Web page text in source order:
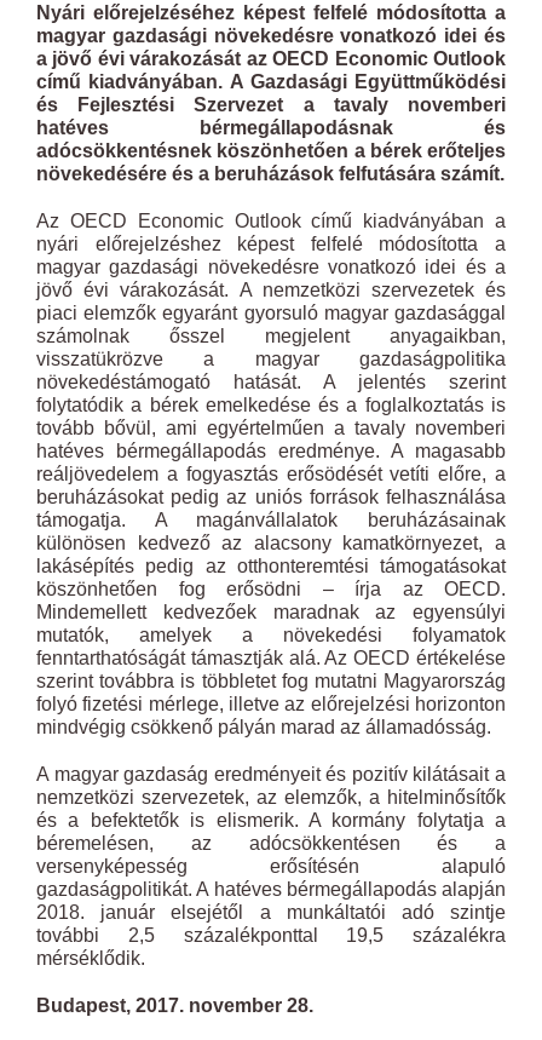
Nyári előrejelzéséhez képest felfelé módosította a
magyar gazdasági növekedésre vonatkozó idei és
a jövő évi várakozását az OECD Economic Outlook
című kiadványában. A Gazdasági Együttműködési
és Fejlesztési Szervezet a tavaly novemberi
hatéves bérmegállapodásnak és
adócsökkentésnek köszönhetően a bérek erőteljes
növekedésére és a beruházások felfutására számít.
Az OECD Economic Outlook című kiadványában a
nyári előrejelzéshez képest felfelé módosította a
magyar gazdasági növekedésre vonatkozó idei és a
jövő évi várakozását. A nemzetközi szervezetek és
piaci elemzők egyaránt gyorsuló magyar gazdasággal
számolnak ősszel megjelent anyagaikban,
visszatükrözve a magyar gazdaságpolitika
növekedéstámogató hatását. A jelentés szerint
folytatódik a bérek emelkedése és a foglalkoztatás is
tovább bővül, ami egyértelműen a tavaly novemberi
hatéves bérmegállapodás eredménye. A magasabb
reáljövedelem a fogyasztás erősödését vetíti előre, a
beruházásokat pedig az uniós források felhasználása
támogatja. A magánvállalatok beruházásainak
különösen kedvező az alacsony kamatkörnyezet, a
lakásépítés pedig az otthonteremtési támogatásokat
köszönhetően fog erősödni – írja az OECD.
Mindemellett kedvezőek maradnak az egyensúlyi
mutatók, amelyek a növekedési folyamatok
fenntarthatóságát támasztják alá. Az OECD értékelése
szerint továbbra is többletet fog mutatni Magyarország
folyó fizetési mérlege, illetve az előrejelzési horizonton
mindvégig csökkenő pályán marad az államadósság.
A magyar gazdaság eredményeit és pozitív kilátásait a
nemzetközi szervezetek, az elemzők, a hitelminősítők
és a befektetők is elismerik. A kormány folytatja a
béremelésen, az adócsökkentésen és a
versenyképesség erősítésén alapuló
gazdaságpolitikát. A hatéves bérmegállapodás alapján
2018. január elsejétől a munkáltatói adó szintje
további 2,5 százalékponttal 19,5 százalékra
mérséklődik.
Budapest, 2017. november 28.